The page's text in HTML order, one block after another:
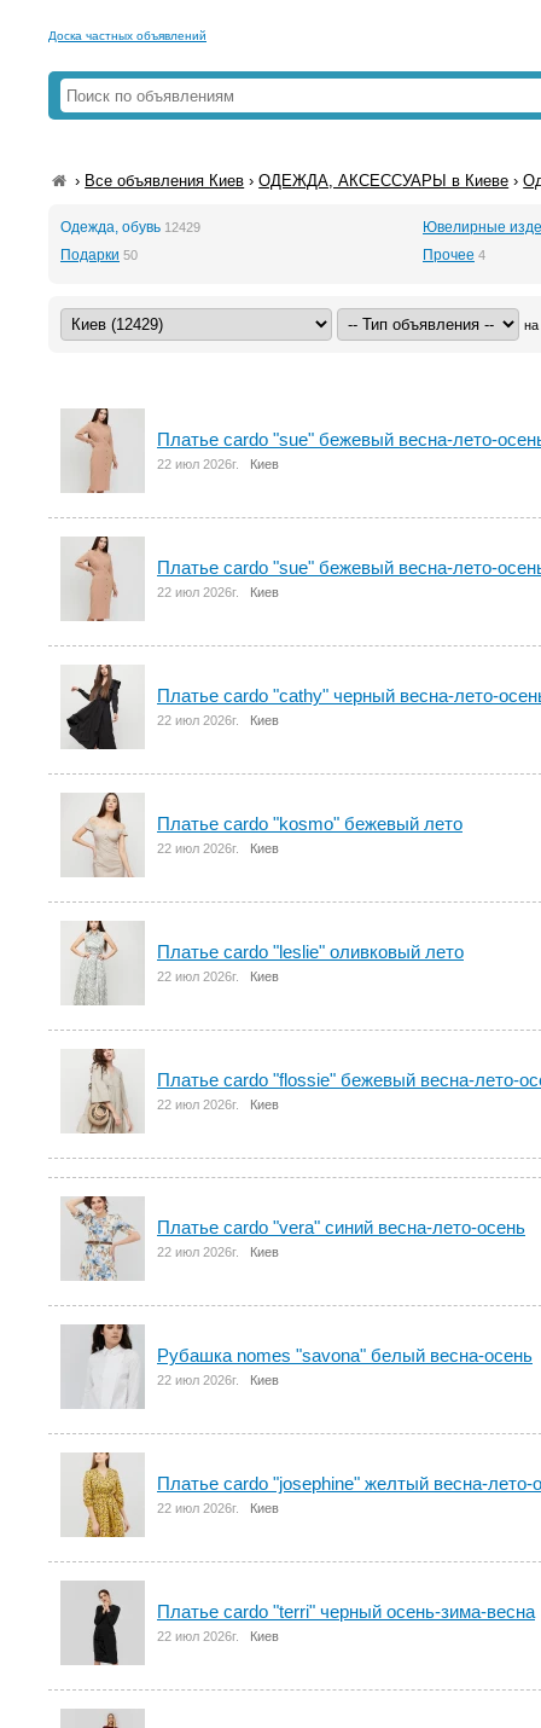
Доска частных объявлений
› Все объявления Киев ›ОДЕЖДА, АКСЕССУАРЫ в Киеве ›
Одежда, обувь 12429
Ювелирные
Подарки 50 Прочее 4
на
Платье cardo "sue" бежевый весна-лето-
22 июл 2026г. Киев
Платье cardo "sue" бежевый весна-лето-
22 июл 2026г. Киев
Платье cardo "cathy" черный весна-лето-
22 июл 2026г. Киев
Платье cardo "kosmo" бежевый лето
22 июл 2026г. Киев
Платье cardo "leslie" оливковый лето
22 июл 2026г. Киев
Платье cardo "flossie" бежевый весна-лето-
22 июл 2026г. Киев
Платье cardo "vera" синий весна-лето-осень
22 июл 2026г. Киев
Рубашка nomes "savona" белый весна-осень
22 июл 2026г. Киев
Платье cardo "josephine" желтый весна-лето-
22 июл 2026г. Киев
Платье cardo "terri" черный осень-зима-весна
22 июл 2026г. Киев